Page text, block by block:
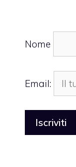
Nome
Email: